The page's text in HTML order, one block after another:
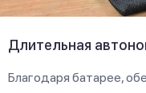
Длительная
Благодаря батарее,